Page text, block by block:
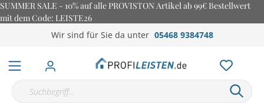
SUMMER SALE - 10% auf alle PROVISTON Artikel ab 99€ Bestellwert
mit dem Code: LEISTE26
Wir sind für Sie da unter 05468 9384748